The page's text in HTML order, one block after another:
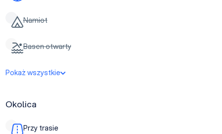
Namiot
Basen otwarty
Pokaż wszystkie
Okolica
Przy trasie